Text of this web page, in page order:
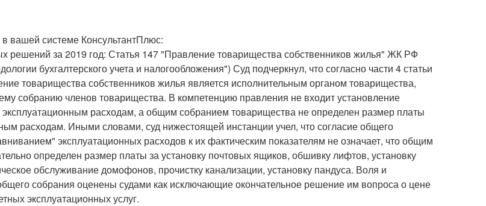
вашей системе КонсультантПлюс:
решений за 2019 год: Статья 147 "Правление товарищества собственников жилья" ЖК РФ
бухгалтерского учета и налогообложения") Суд подчеркнул, что согласно части 4 статьи
товарищества собственников жилья является исполнительным органом товарищества,
собранию членов товарищества. В компетенцию правления не входит установление
расходам, а общим собранием товарищества не определен размер платы
расходам. Иными словами, суд нижестоящей инстанции учел, что согласие общего
эксплуатационных расходов к их фактическим показателям не означает, что общим
определен размер платы за установку почтовых ящиков, обшивку лифтов, установку
обслуживание домофонов, прочистку канализации, установку пандуса. Воля и
собрания оценены судами как исключающие окончательное решение им вопроса о цене
эксплуатационных услуг.